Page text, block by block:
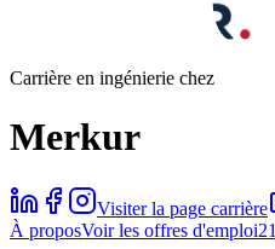
Carrière en ingénierie chez
Merkur
Visiter la page carrière
À proposVoir les offres d'emploi21